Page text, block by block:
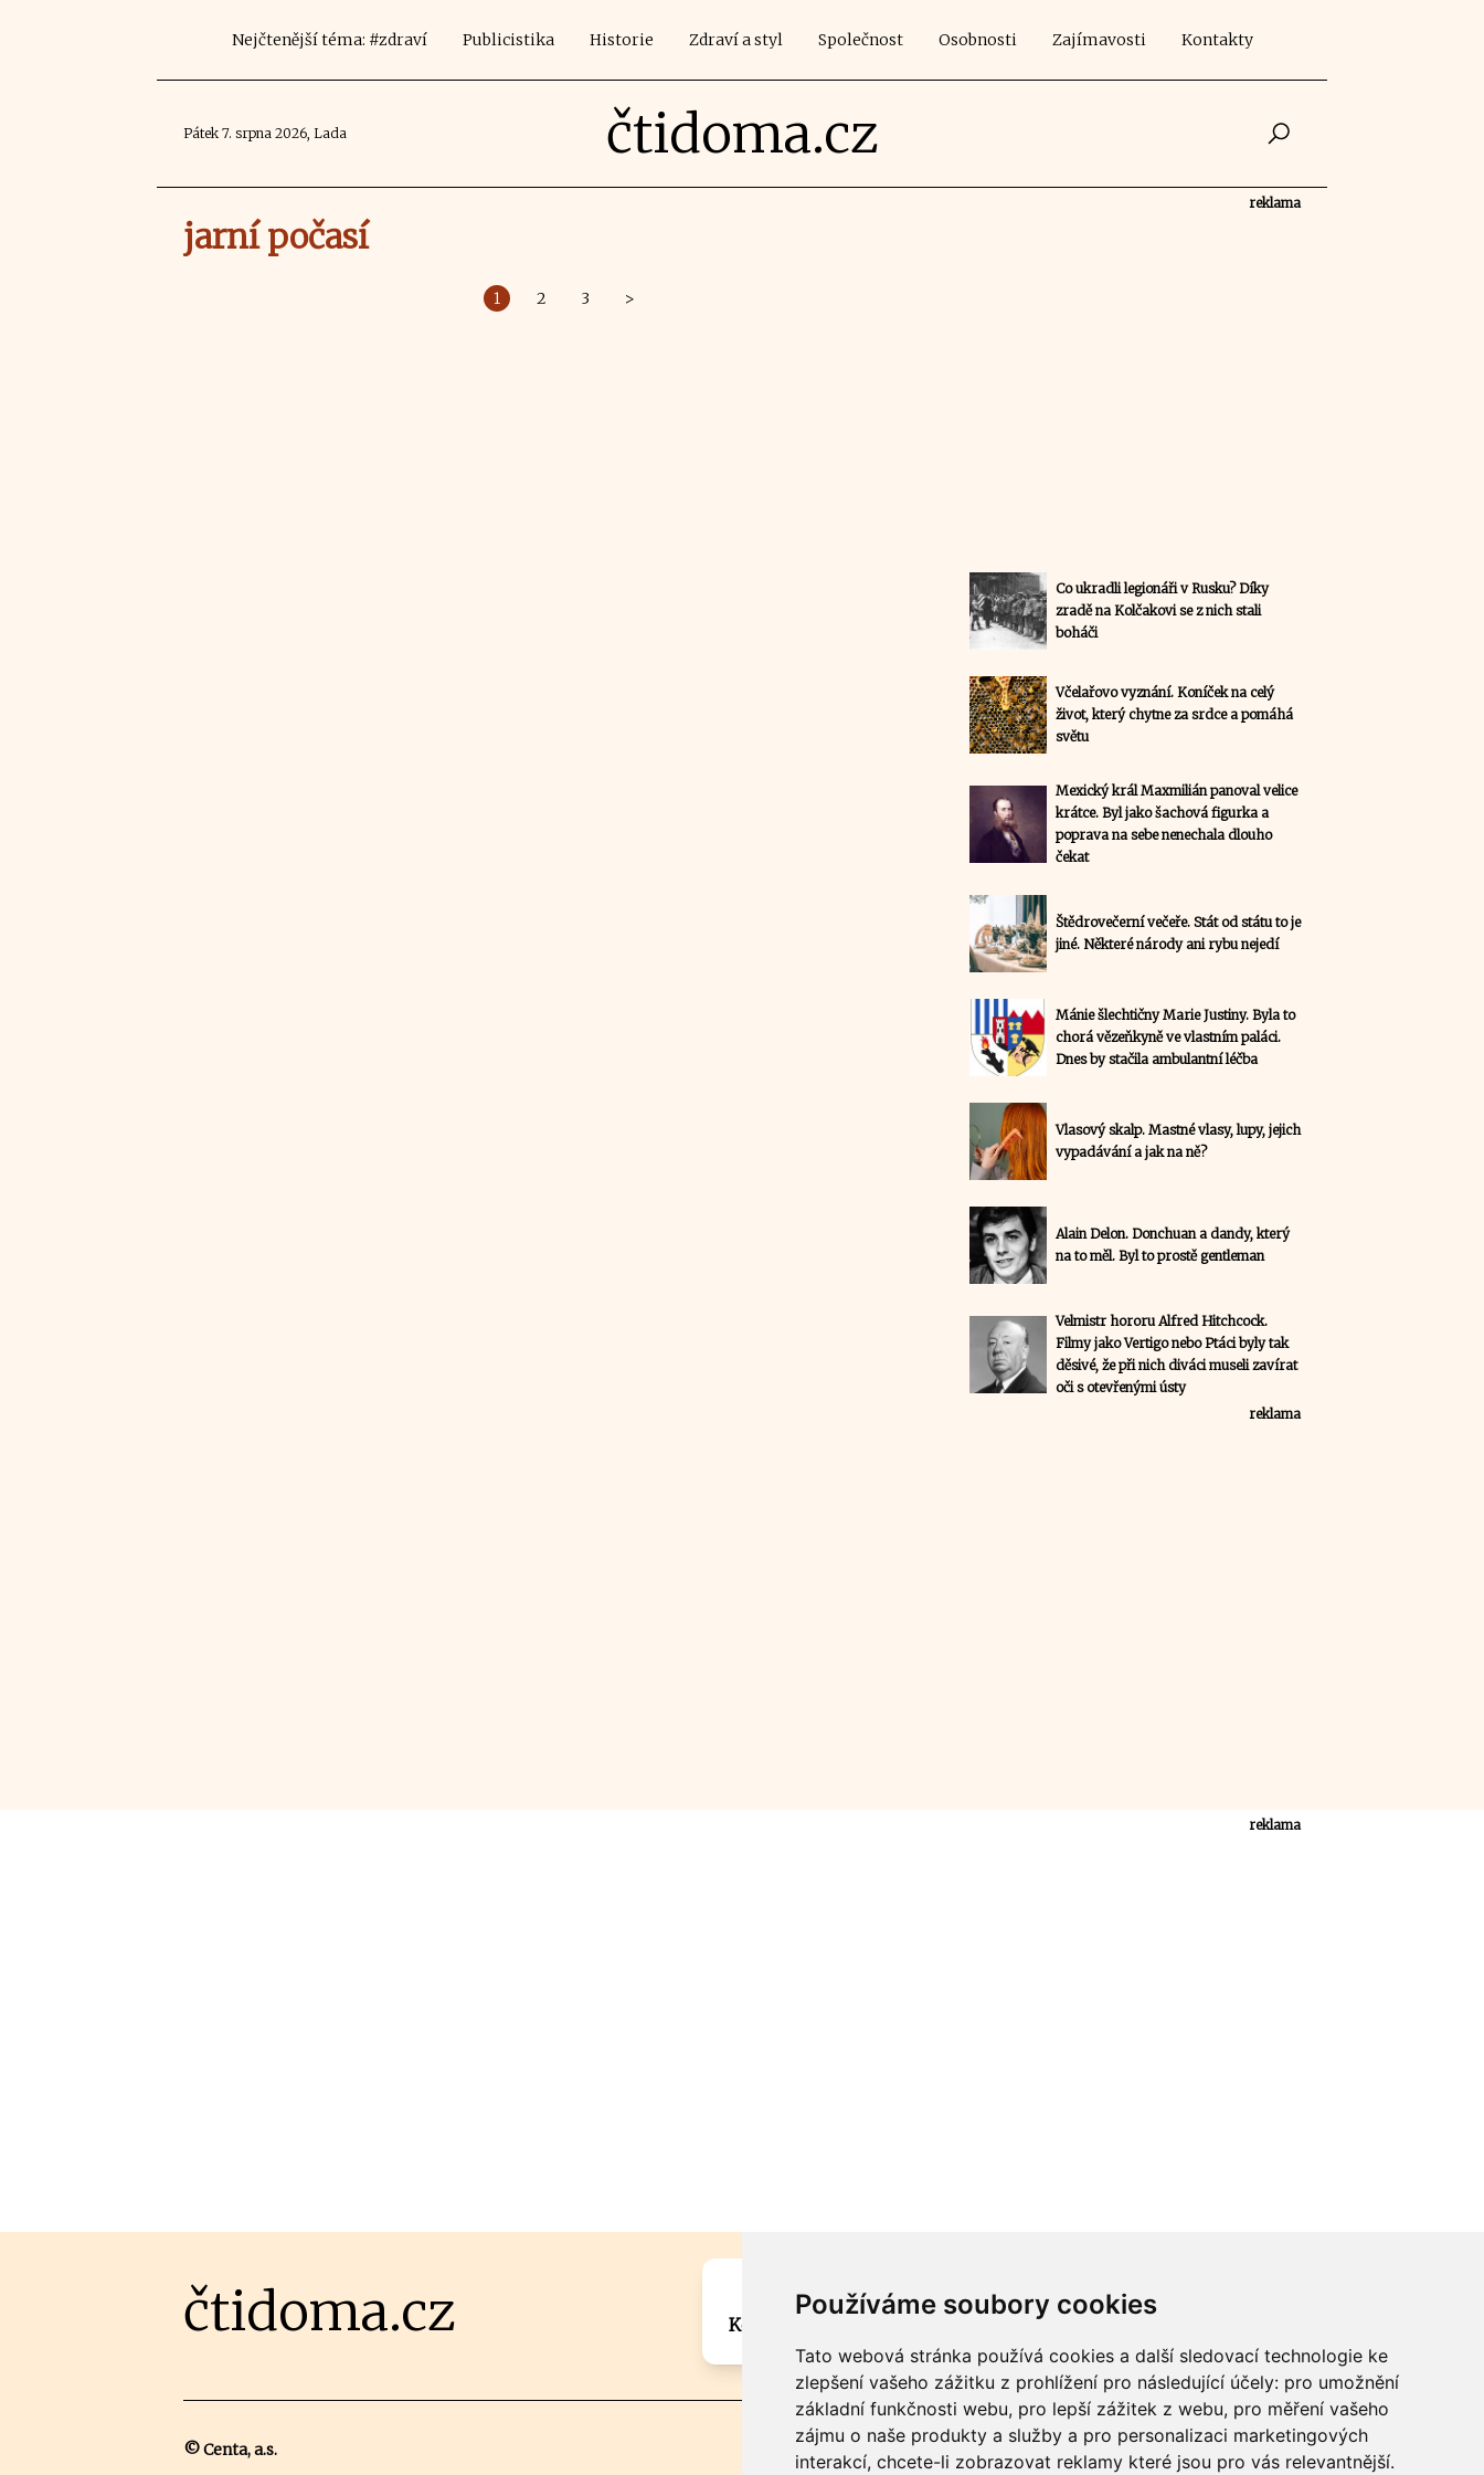
Používáme soubory cookies
Tato webová stránka používá cookies a další sledovací technologie ke
zlepšení vašeho zážitku z prohlížení pro následující účely: pro umožnění
základní funkčnosti webu, pro lepší zážitek z webu, pro měření vašeho
zájmu o naše produkty a služby a pro personalizaci marketingových
interakcí, chcete-li zobrazovat reklamy které jsou pro vás relevantnější.
Nejčtenější téma: #zdraví Publicistika Historie Zdraví a styl Společnost Osobnosti Zajímavosti Kontakty
Pátek 7. srpna 2026, Lada čtidoma.cz
jarní počasí
1 2 3 >
reklama
Co ukradli legionáři v Rusku? Díky
zradě na Kolčakovi se z nich stali
boháči
Včelařovo vyznání. Koníček na celý
život, který chytne za srdce a pomáhá
světu
Mexický král Maxmilián panoval velice
krátce. Byl jako šachová figurka a
poprava na sebe nenechala dlouho
čekat
Štědrovečerní večeře. Stát od státu to je
jiné. Některé národy ani rybu nejedí
Mánie šlechtičny Marie Justiny. Byla to
chorá vězeňkyně ve vlastním paláci.
Dnes by stačila ambulantní léčba
Vlasový skalp. Mastné vlasy, lupy, jejich
vypadávání a jak na ně?
Alain Delon. Donchuan a dandy, který
na to měl. Byl to prostě gentleman
Velmistr hororu Alfred Hitchcock.
Filmy jako Vertigo nebo Ptáci byly tak
děsivé, že při nich diváci museli zavírat
oči s otevřenými ústy
reklama
reklama
čtidoma.cz
Máte zajímavou informaci? Chcete spolupracovat?
Kontaktujte šéfredaktora Martina Chalupu:
© Centa, a.s.